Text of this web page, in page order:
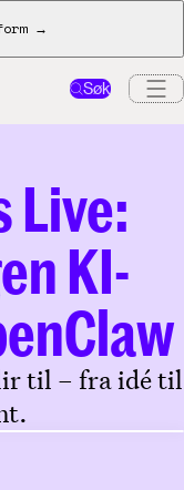
→
Søk
Live:
KI-
til – fra idé til